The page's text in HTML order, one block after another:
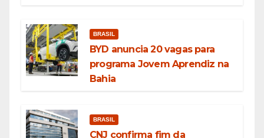
BRASIL
BYD anuncia 20 vagas para
programa Jovem Aprendiz na
Bahia
BRASIL
CNJ confirma fim da